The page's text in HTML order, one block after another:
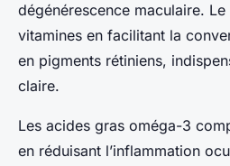
dégénérescence maculaire.
vitamines en facilitant la
en pigments rétiniens,
claire.
Les acides gras oméga-3
en réduisant l’inflammation